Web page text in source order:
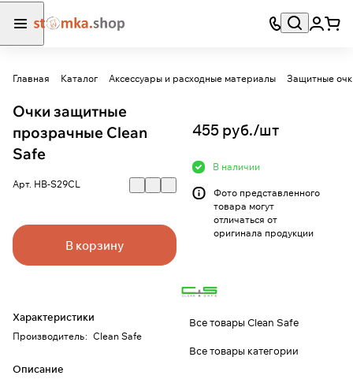
Главная Каталог Аксессуары и расходные материалы Защитные
Очки защитные
прозрачные Clean
Safe
Арт. HB-S29CL
В корзину
Характеристики
Производитель: Clean Safe
Описание
455 руб./шт
В наличии
Фото представленного
товара могут
отличаться от
оригинала продукции
Все товары Clean Safe
Все товары категории